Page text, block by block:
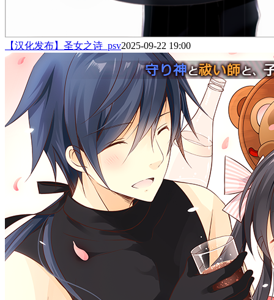
【汉化发布】圣女之诗_psv2025-09-22 19:00